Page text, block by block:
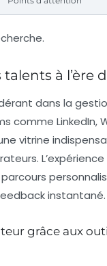
à l’ère
dans la
comme LinkedIn,
vitrine
L’expérience
instantané.
grâce aux